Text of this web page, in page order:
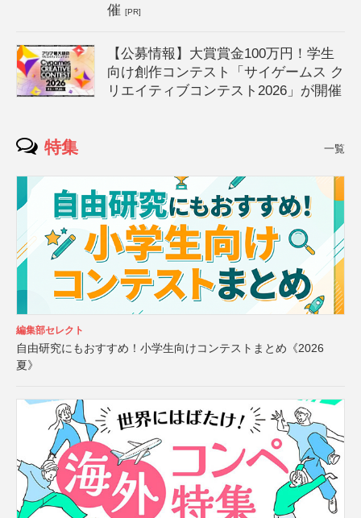
催[PR]
【公募情報】大賞賞金100万円！学生
向け創作コンテスト「サイゲームス ク
リエイティブコンテスト2026」が開催
特集 一覧
編集部セレクト
自由研究にもおすすめ！小学生向けコンテストまとめ《2026
夏》